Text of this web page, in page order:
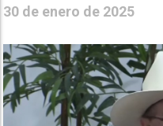
30 de enero de 2025